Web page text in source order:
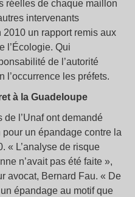
réelles de chaque maillon
intervenants
un rapport remis aux
l’Écologie. Qui
de l’autorité
les préfets.
à la Guadeloupe
l’Unaf ont demandé
pour un épandage contre la
« L’analyse de risque
n’avait pas été faite »,
avocat, Bernard Fau. « De
épandage au motif que